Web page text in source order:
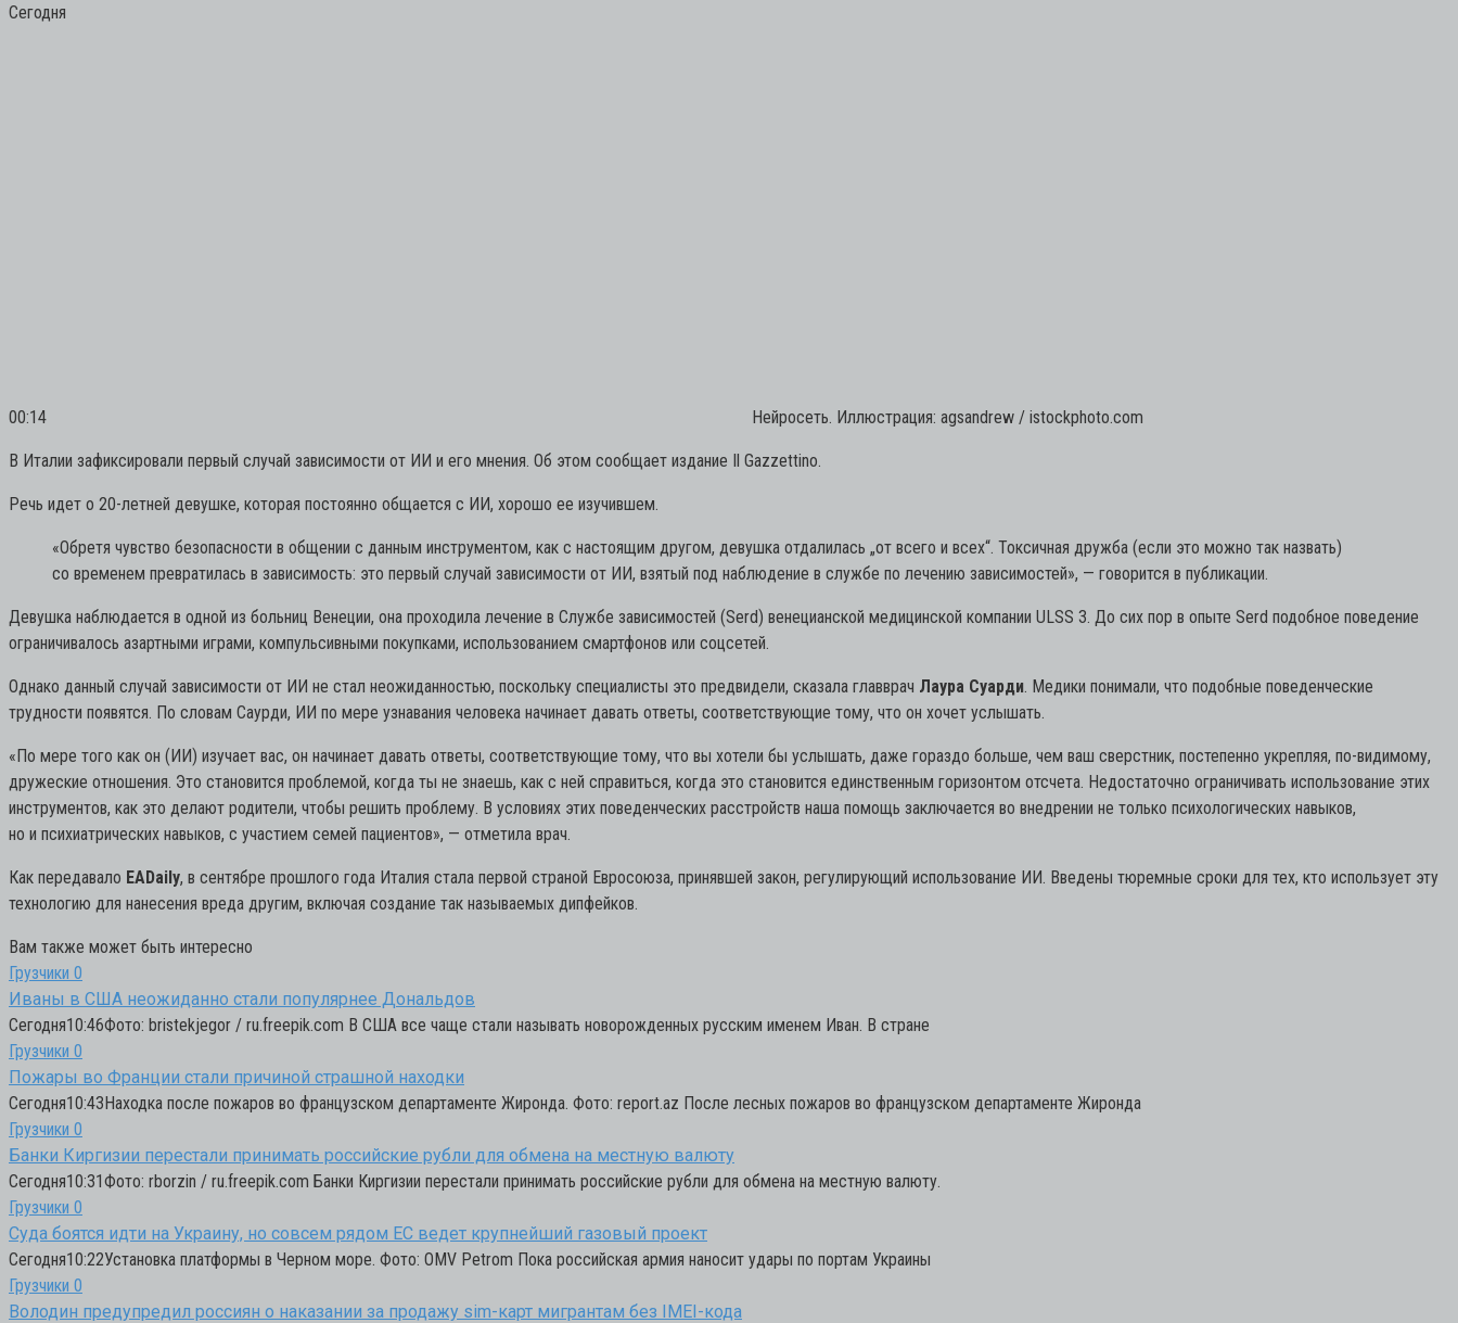
Сегодня
00:14 Нейросеть. Иллюстрация: agsandrew / istockphoto.com
В Италии зафиксировали первый случай зависимости от ИИ и его мнения. Об этом сообщает издание Il Gazzettino.
Речь идет о 20-летней девушке, которая постоянно общается с ИИ, хорошо ее изучившем.
«Обретя чувство безопасности в общении с данным инструментом, как с настоящим другом, девушка отдалилась „от всего и всех“. Токсичная дружба (если это можно так назвать)
со временем превратилась в зависимость: это первый случай зависимости от ИИ, взятый под наблюдение в службе по лечению зависимостей», — говорится в публикации.
Девушка наблюдается в одной из больниц Венеции, она проходила лечение в Службе зависимостей (Serd) венецианской медицинской компании ULSS 3. До сих пор в опыте Serd подобное поведение
ограничивалось азартными играми, компульсивными покупками, использованием смартфонов или соцсетей.
Однако данный случай зависимости от ИИ не стал неожиданностью, поскольку специалисты это предвидели, сказала главврач Лаура Суарди. Медики понимали, что подобные поведенческие
трудности появятся. По словам Саурди, ИИ по мере узнавания человека начинает давать ответы, соответствующие тому, что он хочет услышать.
«По мере того как он (ИИ) изучает вас, он начинает давать ответы, соответствующие тому, что вы хотели бы услышать, даже гораздо больше, чем ваш сверстник, постепенно укрепляя, по-видимому,
дружеские отношения. Это становится проблемой, когда ты не знаешь, как с ней справиться, когда это становится единственным горизонтом отсчета. Недостаточно ограничивать использование этих
инструментов, как это делают родители, чтобы решить проблему. В условиях этих поведенческих расстройств наша помощь заключается во внедрении не только психологических навыков,
но и психиатрических навыков, с участием семей пациентов», — отметила врач.
Как передавало EADaily, в сентябре прошлого года Италия стала первой страной Евросоюза, принявшей закон, регулирующий использование ИИ. Введены тюремные сроки для тех, кто использует эту
технологию для нанесения вреда другим, включая создание так называемых дипфейков.
Вам также может быть интересно
Грузчики 0
Иваны в США неожиданно стали популярнее Дональдов
Сегодня10:46Фото: bristekjegor / ru.freepik.com В США все чаще стали называть новорожденных русским именем Иван. В стране
Грузчики 0
Пожары во Франции стали причиной страшной находки
Сегодня10:43Находка после пожаров во французском департаменте Жиронда. Фото: report.az После лесных пожаров во французском департаменте Жиронда
Грузчики 0
Банки Киргизии перестали принимать российские рубли для обмена на местную валюту
Сегодня10:31Фото: rborzin / ru.freepik.com Банки Киргизии перестали принимать российские рубли для обмена на местную валюту.
Грузчики 0
Суда боятся идти на Украину, но совсем рядом ЕС ведет крупнейший газовый проект
Сегодня10:22Установка платформы в Черном море. Фото: OMV Petrom Пока российская армия наносит удары по портам Украины
Грузчики 0
Володин предупредил россиян о наказании за продажу sim-карт мигрантам без IMEI-кода